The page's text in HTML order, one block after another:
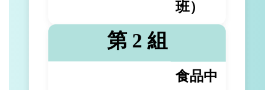
班）
第 2 組
食品中